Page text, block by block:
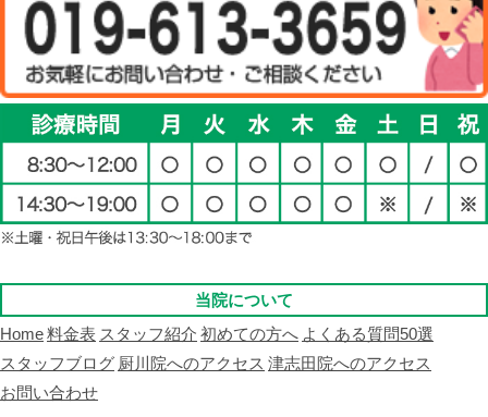
当院について
Home料金表 スタッフ紹介 初めての方へ よくある質問50選
スタッフブログ 厨川院へのアクセス 津志田院へのアクセス
お問い合わせ